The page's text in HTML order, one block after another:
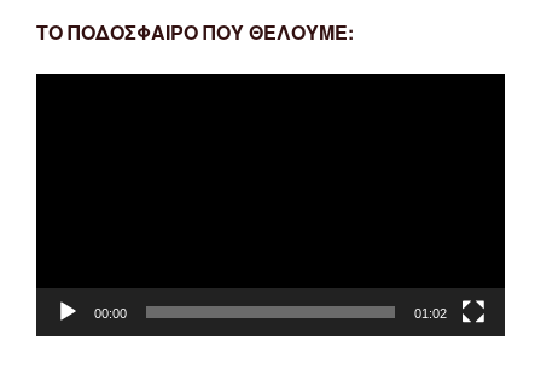
ΤΟ ΠΟΔΟΣΦΑΙΡΟ ΠΟΥ ΘΕΛΟΥΜΕ:
00:00 01:02